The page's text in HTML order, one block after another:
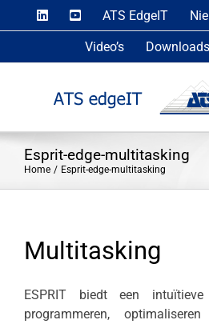
to
ATS EdgeIT
Video’s Downloads
Esprit-edge-multitasking
Home Esprit-edge-multitasking
Multitasking
ESPRIT biedt een
programmeren,